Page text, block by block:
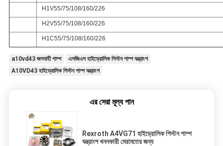
H1V55/75/108/160/226
H2V55/75/108/160/226
H1C55/75/108/160/226
a10vd43 জলবাহী পাম্প
এসজিএস হাইড্রোলিক পিস্টন পাম্প যন্ত্রাংশ
A10VD43 হাইড্রোলিক পিস্টন পাম্প যন্ত্রাংশ
এর সেরা মূল্য পান
Rexroth A4VG71 হাইড্রোলিক পিস্টন পাম্প
যন্ত্রাংশ খননকারী মেরামতের জন্য